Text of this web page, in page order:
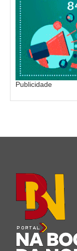
Publicidade